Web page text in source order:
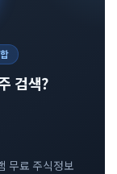
검색?
무료 주식정보